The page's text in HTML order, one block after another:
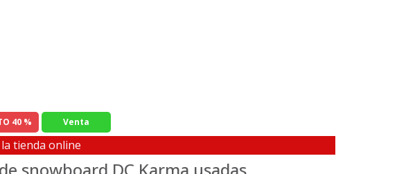
40 % Venta
tienda online